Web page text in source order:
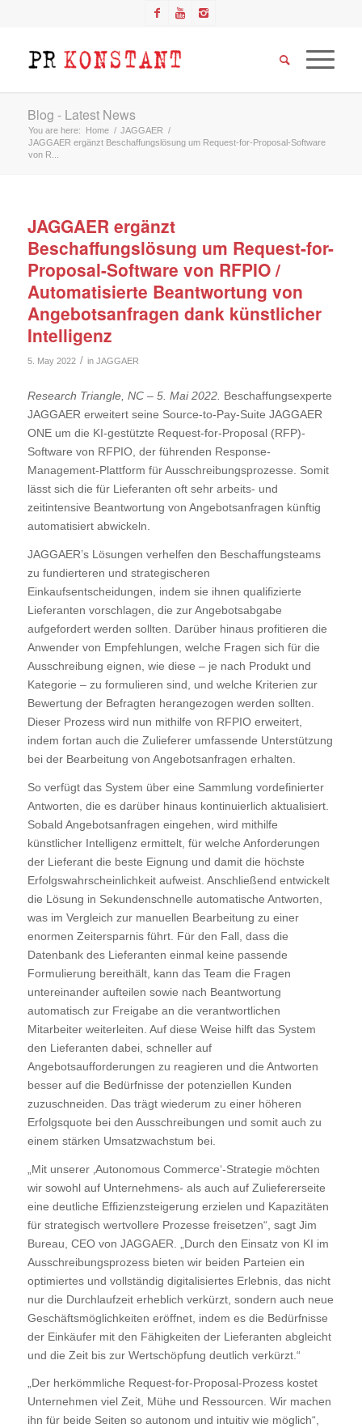
Blog - Latest News
You are here: Home / JAGGAER /
JAGGAER ergänzt Beschaffungslösung um Request-for-Proposal-Software
von R...
JAGGAER ergänzt
Beschaffungslösung um Request-for-
Proposal-Software von RFPIO /
Automatisierte Beantwortung von
Angebotsanfragen dank künstlicher
Intelligenz
5. May 2022 / in JAGGAER
Research Triangle, NC – 5. Mai 2022. Beschaffungsexperte
JAGGAER erweitert seine Source-to-Pay-Suite JAGGAER
ONE um die KI-gestützte Request-for-Proposal (RFP)-
Software von RFPIO, der führenden Response-
Management-Plattform für Ausschreibungsprozesse. Somit
lässt sich die für Lieferanten oft sehr arbeits- und
zeitintensive Beantwortung von Angebotsanfragen künftig
automatisiert abwickeln.
JAGGAER’s Lösungen verhelfen den Beschaffungsteams
zu fundierteren und strategischeren
Einkaufsentscheidungen, indem sie ihnen qualifizierte
Lieferanten vorschlagen, die zur Angebotsabgabe
aufgefordert werden sollten. Darüber hinaus profitieren die
Anwender von Empfehlungen, welche Fragen sich für die
Ausschreibung eignen, wie diese – je nach Produkt und
Kategorie – zu formulieren sind, und welche Kriterien zur
Bewertung der Befragten herangezogen werden sollten.
Dieser Prozess wird nun mithilfe von RFPIO erweitert,
indem fortan auch die Zulieferer umfassende Unterstützung
bei der Bearbeitung von Angebotsanfragen erhalten.
So verfügt das System über eine Sammlung vordefinierter
Antworten, die es darüber hinaus kontinuierlich aktualisiert.
Sobald Angebotsanfragen eingehen, wird mithilfe
künstlicher Intelligenz ermittelt, für welche Anforderungen
der Lieferant die beste Eignung und damit die höchste
Erfolgswahrscheinlichkeit aufweist. Anschließend entwickelt
die Lösung in Sekundenschnelle automatische Antworten,
was im Vergleich zur manuellen Bearbeitung zu einer
enormen Zeitersparnis führt. Für den Fall, dass die
Datenbank des Lieferanten einmal keine passende
Formulierung bereithält, kann das Team die Fragen
untereinander aufteilen sowie nach Beantwortung
automatisch zur Freigabe an die verantwortlichen
Mitarbeiter weiterleiten. Auf diese Weise hilft das System
den Lieferanten dabei, schneller auf
Angebotsaufforderungen zu reagieren und die Antworten
besser auf die Bedürfnisse der potenziellen Kunden
zuzuschneiden. Das trägt wiederum zu einer höheren
Erfolgsquote bei den Ausschreibungen und somit auch zu
einem stärken Umsatzwachstum bei.
„Mit unserer ‚Autonomous Commerce‘-Strategie möchten
wir sowohl auf Unternehmens- als auch auf Zuliefererseite
eine deutliche Effizienzsteigerung erzielen und Kapazitäten
für strategisch wertvollere Prozesse freisetzen“, sagt Jim
Bureau, CEO von JAGGAER. „Durch den Einsatz von KI im
Ausschreibungsprozess bieten wir beiden Parteien ein
optimiertes und vollständig digitalisiertes Erlebnis, das nicht
nur die Durchlaufzeit erheblich verkürzt, sondern auch neue
Geschäftsmöglichkeiten eröffnet, indem es die Bedürfnisse
der Einkäufer mit den Fähigkeiten der Lieferanten abgleicht
und die Zeit bis zur Wertschöpfung deutlich verkürzt.“
„Der herkömmliche Request-for-Proposal-Prozess kostet
Unternehmen viel Zeit, Mühe und Ressourcen. Wir machen
ihn für beide Seiten so autonom und intuitiv wie möglich“,